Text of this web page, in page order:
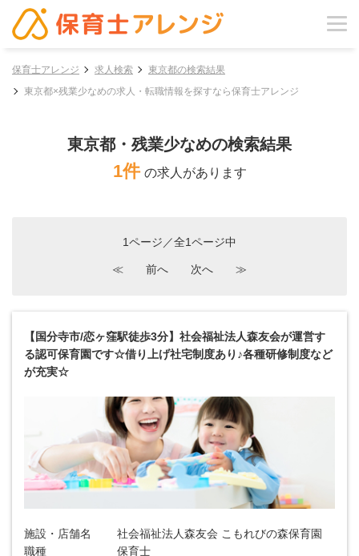
保育士アレンジ 求人検索
東京都の検索結果
東京都×残業少なめの求人・転職情報を探すなら保育士アレンジ
東京都・残業少なめの検索結果
1件 の求人があります
1ページ／全1ページ中
≪ 前へ 次へ ≫
【国分寺市/恋ヶ窪駅徒歩3分】社会福祉法人森友会が運営す
る認可保育園です☆借り上げ社宅制度あり♪各種研修制度など
が充実☆
施設・店舗名
社会福祉法人森友会 こもれびの森保育園
職種
保育士